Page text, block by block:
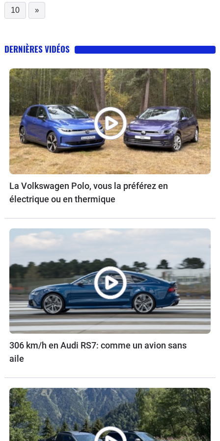
10 »
DERNIÈRES VIDÉOS
La Volkswagen Polo, vous la préférez en
électrique ou en thermique
306 km/h en Audi RS7: comme un avion sans
aile